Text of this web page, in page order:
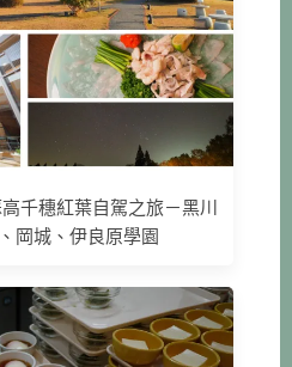
千穗紅葉自駕之旅－黑川
岡城、伊良原學園